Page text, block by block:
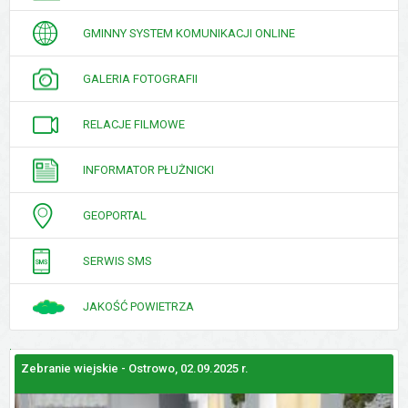
INTERESANTA
GMINNY SYSTEM KOMUNIKACJI ONLINE
GALERIA FOTOGRAFII
RELACJE FILMOWE
INFORMATOR PŁUŻNICKI
GEOPORTAL
SERWIS SMS
JAKOŚĆ POWIETRZA
GALERIE
ZDJĘĆ
Zebranie wiejskie - Ostrowo, 02.09.2025 r.